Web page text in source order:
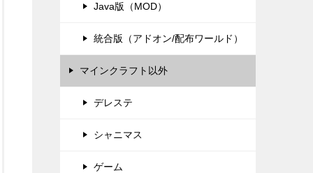
Java版（MOD）
統合版（アドオン/配布ワールド）
マインクラフト以外
デレステ
シャニマス
ゲーム